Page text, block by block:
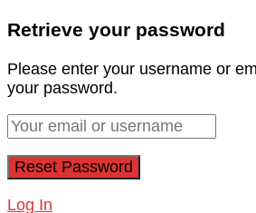
Retrieve your password
Please enter your username or
your password.
Log In